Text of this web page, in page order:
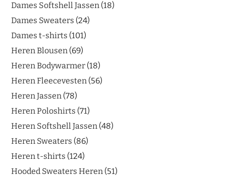
Dames Softshell Jassen 18
Dames Sweaters 24
Dames t-shirts 101
Heren Blousen 69
Heren Bodywarmer 18
Heren Fleecevesten 56
Heren Jassen 78
Heren Poloshirts 71
Heren Softshell Jassen 48
Heren Sweaters 86
Heren t-shirts 124
Hooded Sweaters Heren 51